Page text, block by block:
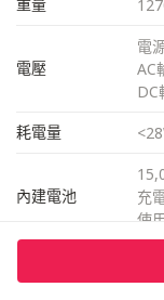
電壓
電
AC
DC
耗電量
內建電池
充
使